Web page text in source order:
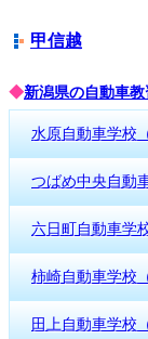
甲信越
◆新潟県の自動車教
水原自動車学校
つばめ中央自動
六日町自動車学
柿崎自動車学校
田上自動車学校